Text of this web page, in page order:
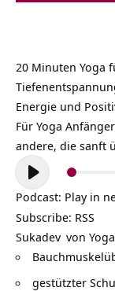
20 Minuten Yoga
Energie und
Für Yoga
andere, die sanft
Audio-
Player
Podcast: Play in
Subscribe: RSS
Sukadev von
gestützter